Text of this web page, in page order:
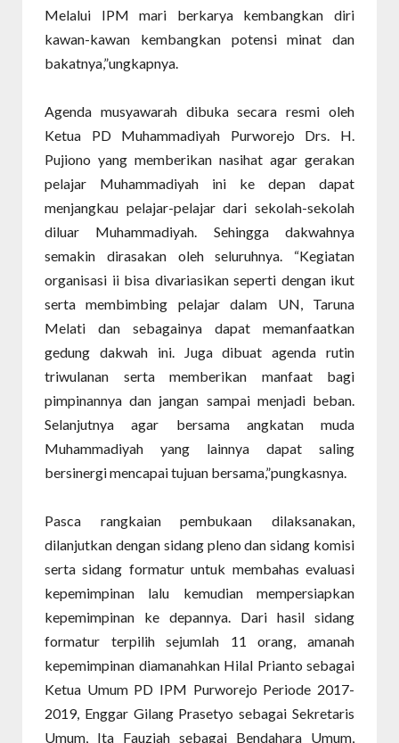
Melalui IPM mari berkarya kembangkan diri
kawan-kawan kembangkan potensi minat dan
bakatnya,”ungkapnya.
Agenda musyawarah dibuka secara resmi oleh
Ketua PD Muhammadiyah Purworejo Drs. H.
Pujiono yang memberikan nasihat agar gerakan
pelajar Muhammadiyah ini ke depan dapat
menjangkau pelajar-pelajar dari sekolah-sekolah
diluar Muhammadiyah. Sehingga dakwahnya
semakin dirasakan oleh seluruhnya. “Kegiatan
organisasi ii bisa divariasikan seperti dengan ikut
serta membimbing pelajar dalam UN, Taruna
Melati dan sebagainya dapat memanfaatkan
gedung dakwah ini. Juga dibuat agenda rutin
triwulanan serta memberikan manfaat bagi
pimpinannya dan jangan sampai menjadi beban.
Selanjutnya agar bersama angkatan muda
Muhammadiyah yang lainnya dapat saling
bersinergi mencapai tujuan bersama,”pungkasnya.
Pasca rangkaian pembukaan dilaksanakan,
dilanjutkan dengan sidang pleno dan sidang komisi
serta sidang formatur untuk membahas evaluasi
kepemimpinan lalu kemudian mempersiapkan
kepemimpinan ke depannya. Dari hasil sidang
formatur terpilih sejumlah 11 orang, amanah
kepemimpinan diamanahkan Hilal Prianto sebagai
Ketua Umum PD IPM Purworejo Periode 2017-
2019, Enggar Gilang Prasetyo sebagai Sekretaris
Umum, Ita Fauziah sebagai Bendahara Umum,